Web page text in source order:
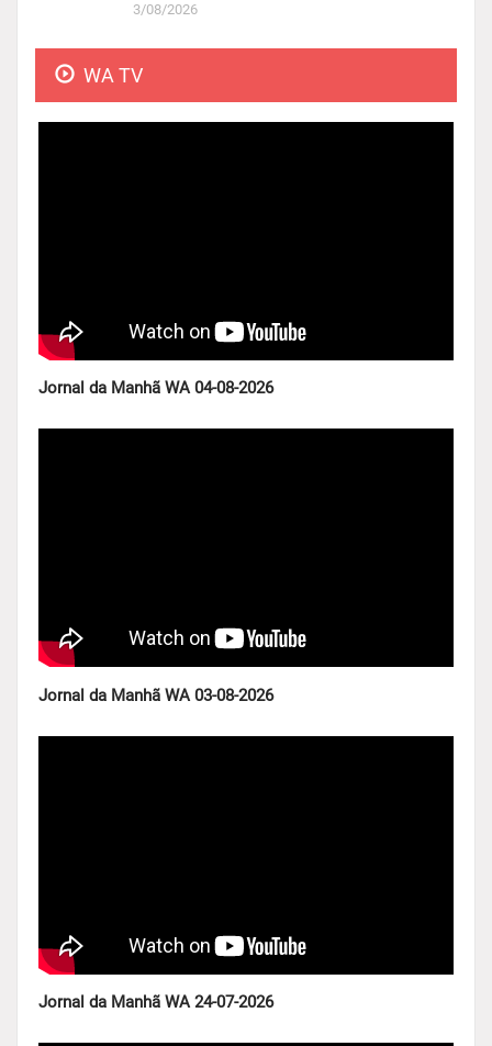
3/08/2026
WA TV
Jornal da Manhã WA 04-08-2026
Jornal da Manhã WA 03-08-2026
Jornal da Manhã WA 24-07-2026